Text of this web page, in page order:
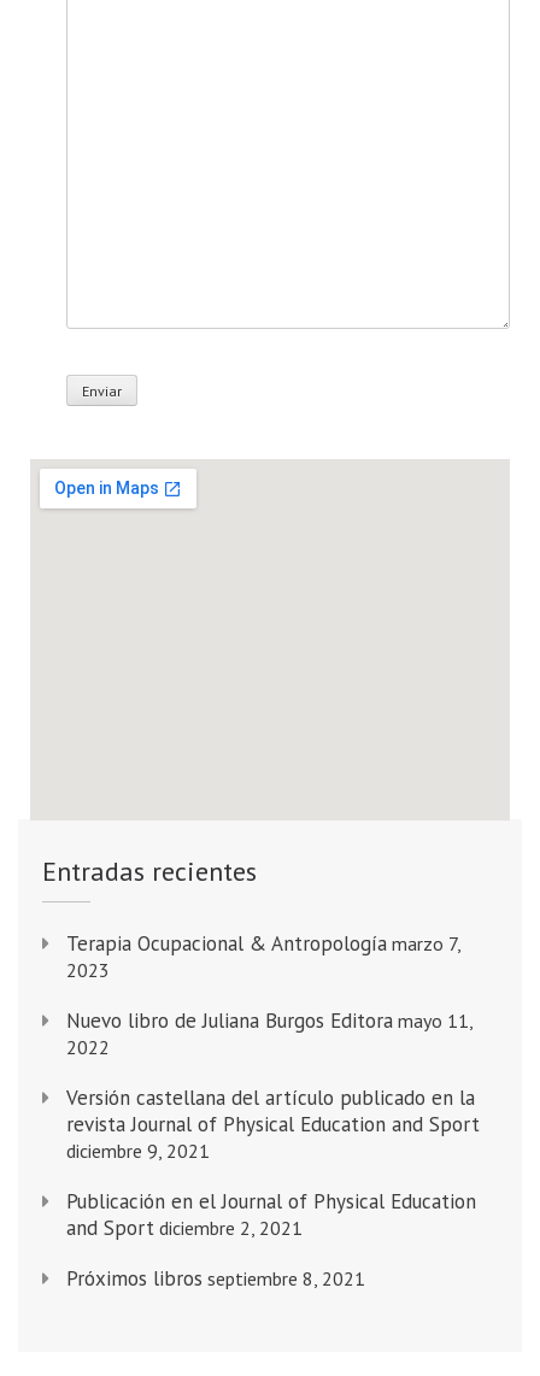
Entradas recientes
Terapia Ocupacional & Antropología marzo 7,
2023
Nuevo libro de Juliana Burgos Editora mayo 11,
2022
Versión castellana del artículo publicado en la
revista Journal of Physical Education and Sport
diciembre 9, 2021
Publicación en el Journal of Physical Education
and Sport diciembre 2, 2021
Próximos libros septiembre 8, 2021